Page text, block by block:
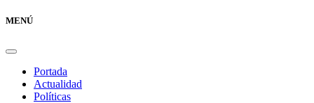
MENÚ
Portada
Actualidad
Políticas